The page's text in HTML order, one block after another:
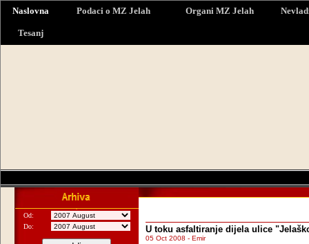
Naslovna Podaci o MZ Jelah Organi MZ Jelah
Tesanj
Od:
Do:
U toku asfaltiranje dijela ulice
05 Oct 2008 - Emir